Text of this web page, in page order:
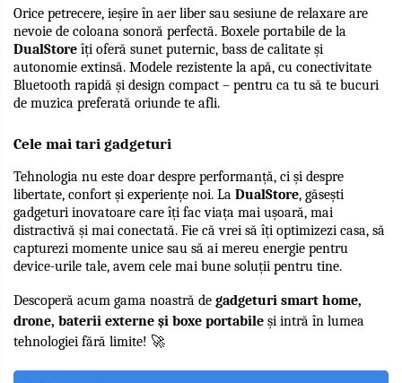
Orice petrecere, ieșire în aer liber sau sesiune de relaxare are
DualStore îți oferă sunet puternic, bass de calitate și
autonomie extinsă. Modele rezistente la apă, cu conectivitate
Bluetooth rapidă și design compact – pentru ca tu să te bucuri
de muzica preferată oriunde te afli.
Cele mai tari gadgeturi
Tehnologia nu este doar despre performanță, ci și despre
libertate, confort și experiențe noi. La DualStore, găsești
gadgeturi inovatoare care îți fac viața mai ușoară, mai
distractivă și mai conectată. Fie că vrei să îți optimizezi casa, să
capturezi momente unice sau să ai mereu energie pentru
device-urile tale, avem cele mai bune soluții pentru tine.
Descoperă acum gama noastră de gadgeturi smart home,
drone, baterii externe și boxe portabile și intră în lumea
tehnologiei fără limite! 🚀